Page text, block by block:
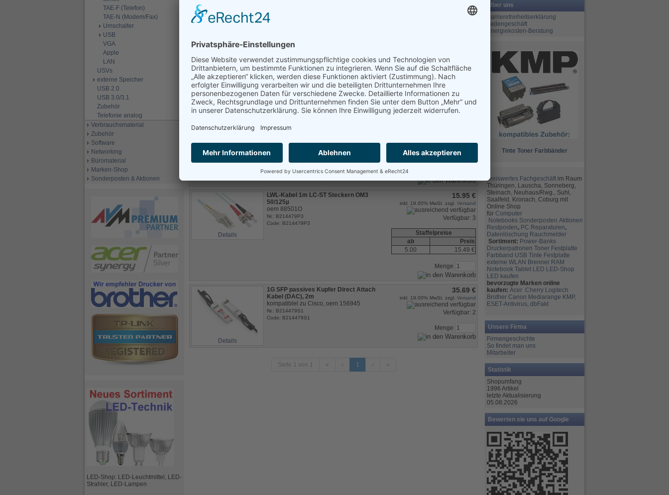
TAE-F (Telefon)
TAE-N (Modem/Fax)
Umschalter
USB
VGA
Apple
LAN
USVs
externe Speicher
USB 2.0
USB 3.0/3.1
Zubehör
Telefonie analog
Verbrauchsmaterial
Zubehör
Software
Networking
Büromaterial
Marken-Shop
Sonderposten & Aktionen
LED-Shop: LED-Leuchtmittel, LED-
Strahler, LED-Lampen
Details
zu LC/APC 8° 20m
Faser: OS2 9/125µm, FTTH (Fiber to the
Code: FTTH20m
24.95 €
Details
LWL Kabel simplex gepanzert LC/APC 8°
zu SC/APC 8° 5m
Faser: OS2 9/125µm, FTTH (Fiber to the
Home) an Modem
Nr.: B214476GI
Code: FTTHLC5m
12.95 €
inkl. 19.00% MwSt. zzgl.
Verfügbar: 1
Menge
LWL Kabel simplex gepanzert LC/APC 8°
Home) an Modem
Nr.: B214476GK
Code: FTTHLC10m
inkl. 19.00% MwSt. zzgl.Versand
Verfügbar: 1
Details
LWL-Kabel 1m LC-ST Steckern OM3
50/125µ
oem 88501O
Nr.: B214479P3
Code: B214479P3
15.95 €
inkl. 19.00% MwSt. zzgl. Versand
Verfügbar: 3
Staffelpreise
ab
Preis
5.00
15.49 €
Menge
Details
1G SFP passives Kupfer Direct Attach
Kabel (DAC), 2m
kompatiblel zu Cisco, oem 156945
Nr.: B214479S1
Code: B214479S1
35.69 €
inkl. 19.00% MwSt. zzgl. Versand
Verfügbar: 2
Menge
Seite 1 von 1 « ‹ 1 › »
Über uns
Barrierefreiheitserklärung
Ladengeschäft
Energiekosten-Beratung
Tinte Toner Farbbänder
preiswertes Fachgeschäft im Raum
Thüringen, Lauscha, Sonneberg,
Steinach, Neuhaus/Rwg., Suhl,
Saalfeld, Kronach, Coburg mit
Online Shop
für Computer
Notebooks Sonderposten Aktionen
Restposten, PC Reparaturen,
Datenlöschung Rauchmelder
Sortiment: Power-Banks
Druckerpatronen Toner Festplatte
Farbband USB Tinte Festplatte
externe WLAN Brenner RAM
Notebook Tablet LED LED-Shop
LED kaufen
bevorzugte Marken online
kaufen: Acer Cherry Logitech
Brother Canon Mediarange KMP,
ESET-Antivirus, dbFakt
Unsere Firma
Firmengeschichte
So findet man uns
Mitarbeiter
Statistik
Shopumfang
1996 Artikel
letzte Aktualisierung
05.08.2026
Bewerten sie uns auf Google